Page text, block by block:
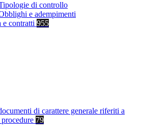
di controllo
e adempimenti
e contratti 955
di carattere generale riferiti a
79